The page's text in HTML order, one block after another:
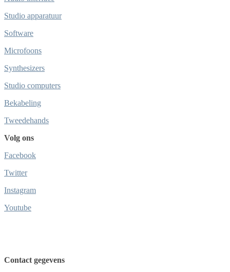
Studio apparatuur
Software
Microfoons
Synthesizers
Studio computers
Bekabeling
Tweedehands
Volg ons
Facebook
Twitter
Instagram
Youtube
Contact gegevens